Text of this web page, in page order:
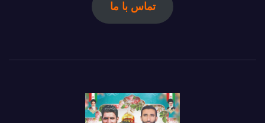
تماس با ما